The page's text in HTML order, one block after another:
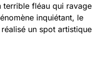
fléau qui ravage
inquiétant, le
un spot artistique